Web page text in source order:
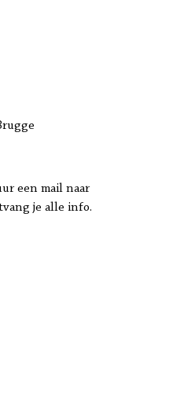
een mail naar
je alle info.